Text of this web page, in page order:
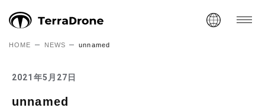
HOME NEWS unnamed
2021年5月27日
unnamed